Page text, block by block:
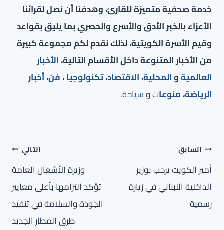
خدمة صحفية متميزة للقارئ، وهدفنا أن نصل لقرائنا
الأعزاء بالخبر الأدق والأسرع والحصري بما يليق بقواعد
وقيم الأسرة الكويتية، لذلك نقدم لكم مجموعة كبيرة
من الأخبار المتنوعة داخل الأقسام التالية،الأخبار
العالميةوالمحلية،الاقتصاد،تكنولوجيا،فن،أخبار
الرياضة،منوعاتوسياحة.
تصفّح
المقالات
السابق
أمير الكويت يرحب بوزير
الداخلية اللبناني في زيارة
رسمية
التالي
وزيرة الأشغال العامة
تؤكد التزامها بأعلى معايير
الجودة والسلامة في تنفيذ
طرق المطار الجديد